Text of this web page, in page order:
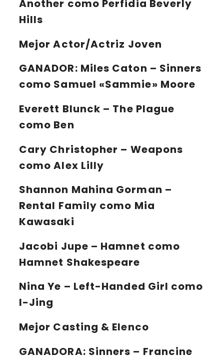
Another como Perfidia Beverly
Hills
Mejor Actor/Actriz Joven
GANADOR: Miles Caton – Sinners
como Samuel «Sammie» Moore
Everett Blunck – The Plague
como Ben
Cary Christopher – Weapons
como Alex Lilly
Shannon Mahina Gorman –
Rental Family como Mia
Kawasaki
Jacobi Jupe – Hamnet como
Hamnet Shakespeare
Nina Ye – Left-Handed Girl como
I-Jing
Mejor Casting & Elenco
GANADORA: Sinners – Francine